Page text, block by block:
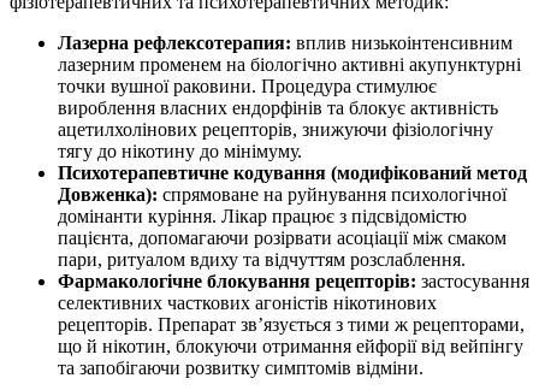
Лазерна рефлексотерапия: вплив низькоінтенсивним
лазерним променем на біологічно активні акупунктурні
точки вушної раковини. Процедура стимулює
вироблення власних ендорфінів та блокує активність
ацетилхолінових рецепторів, знижуючи фізіологічну
тягу до нікотину до мінімуму.
Психотерапевтичне кодування (модифікований метод
Довженка): спрямоване на руйнування психологічної
домінанти куріння. Лікар працює з підсвідомістю
пацієнта, допомагаючи розірвати асоціації між смаком
пари, ритуалом вдиху та відчуттям розслаблення.
Фармакологічне блокування рецепторів: застосування
селективних часткових агоністів нікотинових
рецепторів. Препарат зв’язується з тими ж рецепторами,
що й нікотин, блокуючи отримання ейфорії від вейпінгу
та запобігаючи розвитку симптомів відміни.